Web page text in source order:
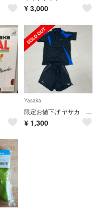
¥ 3,000
Yasaka
限定お値下げ ヤサカ スポーツウェア 上下セット
¥ 1,300